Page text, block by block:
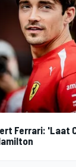
Ferrari: 'Laat